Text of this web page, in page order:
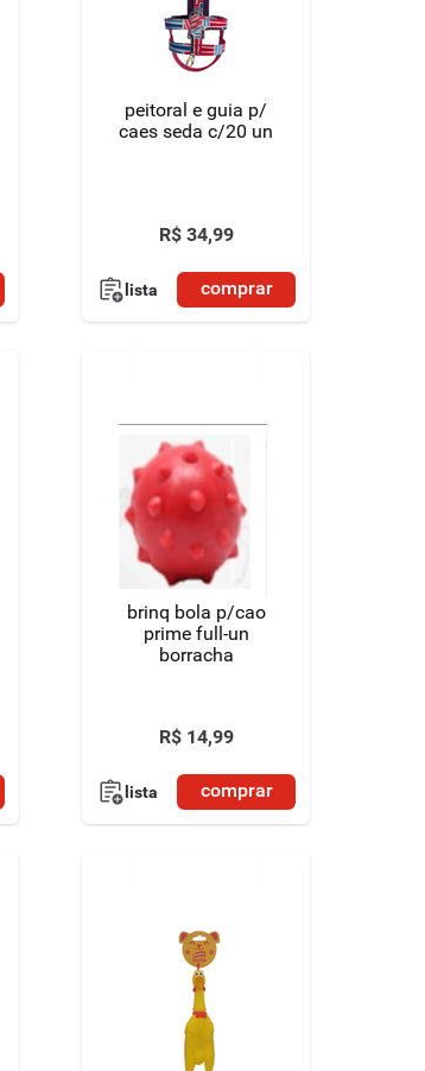
peitoral e guia p/
caes seda c/20 un
R$ 34,99
lista comprar
brinq bola p/cao
prime full-un
borracha
R$ 14,99
lista comprar